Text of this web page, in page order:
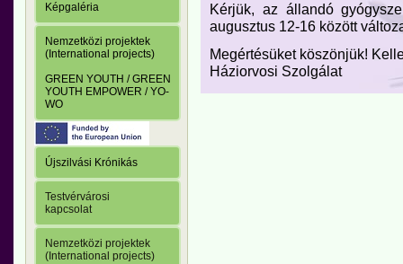
Képgaléria
Nemzetközi projektek
(International projects)
GREEN YOUTH / GREEN
YOUTH EMPOWER / YO-
WO
Újszilvási Krónikás
Testvérvárosi
kapcsolat
Nemzetközi projektek
(International projects)
Kérjük, az állandó
augusztus 12-16 között
Megértésüket köszönjük!
Háziorvosi Szolgálat